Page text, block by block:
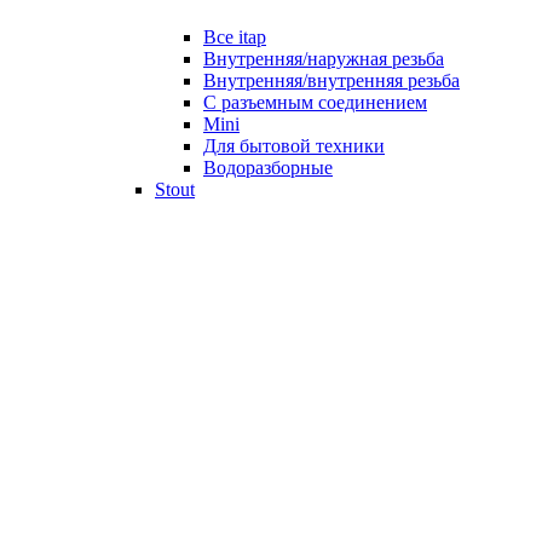
Все itap
Внутренняя/наружная резьба
Внутренняя/внутренняя резьба
С разъемным соединением
Mini
Для бытовой техники
Водоразборные
Stout